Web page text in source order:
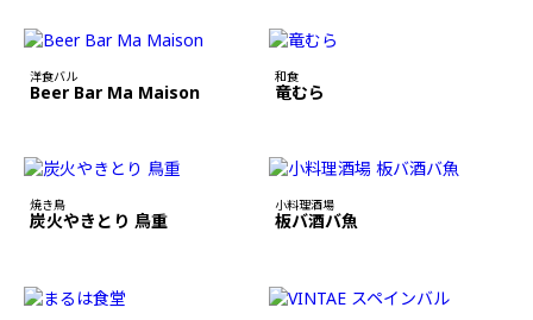
洋食バル
Beer Bar Ma Maison
和食
竜むら
焼き鳥
炭火やきとり 鳥重
小料理酒場
板バ酒バ魚